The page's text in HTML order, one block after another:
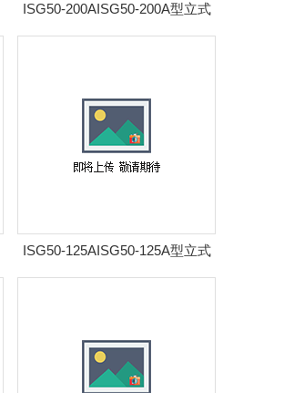
ISG50-200AISG50-200A型立式
管道泵
ISG50-125AISG50-125A型立式
管道泵